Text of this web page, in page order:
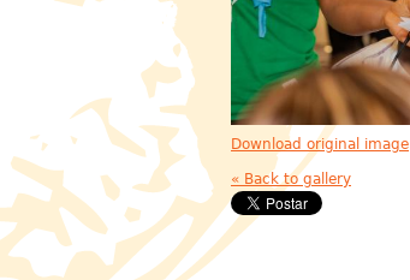
Download original image
« Back to gallery